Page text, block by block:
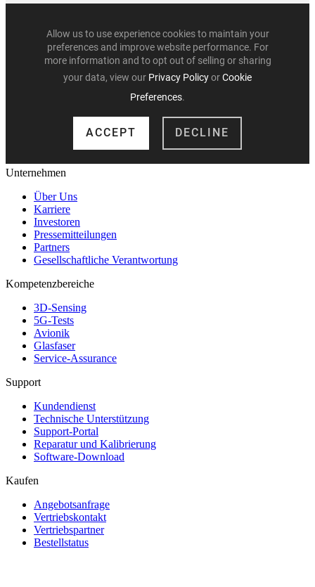
Unternehmen
Über Uns
Karriere
Investoren
Pressemitteilungen
Partners
Gesellschaftliche Verantwortung
Kompetenzbereiche
3D-Sensing
5G-Tests
Avionik
Glasfaser
Service-Assurance
Support
Kundendienst
Technische Unterstützung
Support-Portal
Reparatur und Kalibrierung
Software-Download
Kaufen
Angebotsanfrage
Vertriebskontakt
Vertriebspartner
Bestellstatus